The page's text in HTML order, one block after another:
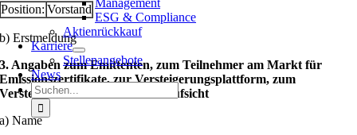
Management
ESG & Compliance
Aktienrückkauf
Karriere
Stellenangebote
News
Suche
nach:
Position: Vorstand
b) Erstmeldung
3. Angaben zum Emittenten, zum Teilnehmer am Markt für
Emissionszertifikate, zur Versteigerungsplattform, zum
Versteigerer oder zur Auktionsaufsicht
a) Name